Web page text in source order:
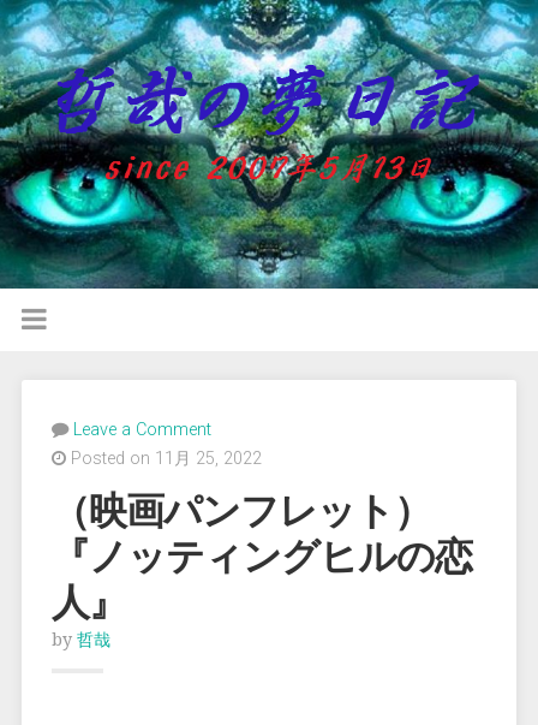
Leave a Comment
Posted on 11月 25, 2022
（映画パンフレット）
『ノッティングヒルの恋
人』
by 哲哉